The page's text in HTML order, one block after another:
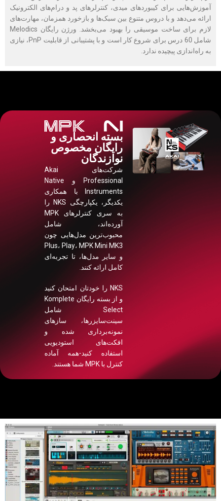
آموزش‌هایی برای کیبوردهای میدی، کنترلرهای پد و درام‌های الکترونیک
ارائه می‌دهد و با دروس متنوع بین سبک‌ها و بازخورد همزمان، مهارت‌های
لازم برای ساخت موسیقی را بهبود می‌بخشد. ورژن رایگان Melodics
شامل 60 درس برای شروع کار است و با پشتیبانی از قابلیت PnP، نیازی
به راه‌اندازی پیچیده ندارد.
بسته انحصاری و
رایگان مخصوص
نوازندگان
شرکت‌های Akai
Professional و Native
Instruments با همکاری
یکدیگر، یکپارچگی NKS را
به سری کنترلرهای MPK
آورده‌اند، شامل
محبوب‌ترین مدل‌هایی چون
Plus، Play، MPK Mini MK3
و سایر مدل‌ها، تا تجربه‌ای
کامل ارائه کنند.
NKS را خودتان امتحان کنید
و از بسته رایگان Komplete
Select شامل
سینت‌سایزرها، سازهای
نمونه‌برداری شده و
افکت‌های استودیویی
استفاده کنید-همه آماده
کنترل با MPK شما هستند.